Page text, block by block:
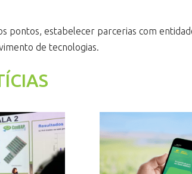
estabelecer parcerias com
de tecnologias.